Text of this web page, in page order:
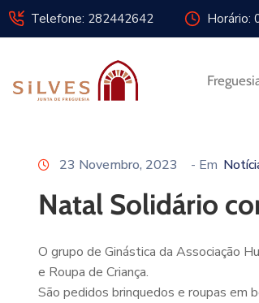
Telefone: 282442642 Horário:
23 Novembro, 2023 - Em
Natal Solidário
O grupo de Ginástica da Associação
e Roupa de Criança.
São pedidos brinquedos e roupas em